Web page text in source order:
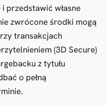
przedstawić własne
zwrócone środki mogą
transakcjach
(3D Secure)
z tytułu
o pełną